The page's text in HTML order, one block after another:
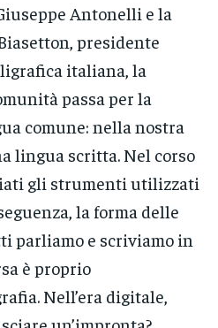
Antonelli e la
presidente
italiana, la
passa per la
comune: nella nostra
lingua scritta. Nel corso
gli strumenti utilizzati
la forma delle
parliamo e scriviamo in
è proprio
Nell’era digitale,